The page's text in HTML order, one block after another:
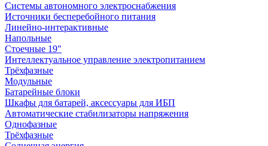
Системы автономного электроснабжения
Источники бесперебойного питания
Линейно-интерактивные
Напольные
Стоечные 19"
Интеллектуальное управление электропитанием
Трёхфазные
Модульные
Батарейные блоки
Шкафы для батарей, аксессуары для ИБП
Автоматические стабилизаторы напряжения
Однофазные
Трёхфазные